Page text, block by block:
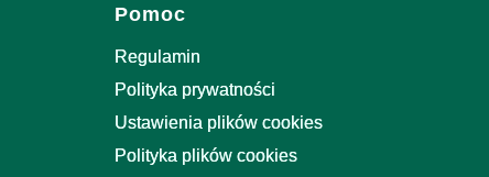
Pomoc
Regulamin
Polityka prywatności
Ustawienia plików cookies
Polityka plików cookies